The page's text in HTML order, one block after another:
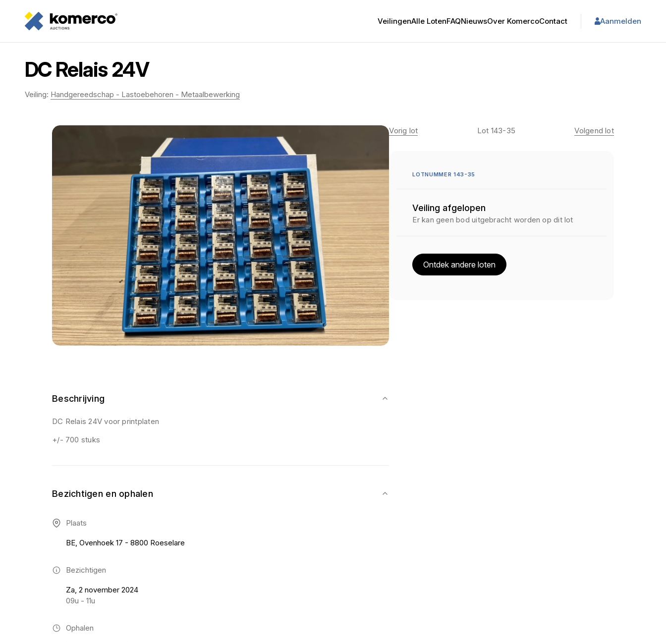
VeilingenAlle LotenFAQNieuwsOver KomercoContact Aanmelden
DC Relais 24V
Veiling: Handgereedschap - Lastoebehoren - Metaalbewerking
Beschrijving
DC Relais 24V voor printplaten
+/- 700 stuks
Bezichtigen en ophalen
Plaats
BE, Ovenhoek 17 - 8800 Roeselare
Bezichtigen
Za, 2 november 2024
09u - 11u
Ophalen
Vorig lot Lot 143-35 Volgend lot
LOTNUMMER 143-35
Veiling afgelopen
Er kan geen bod uitgebracht worden op dit lot
Ontdek andere loten